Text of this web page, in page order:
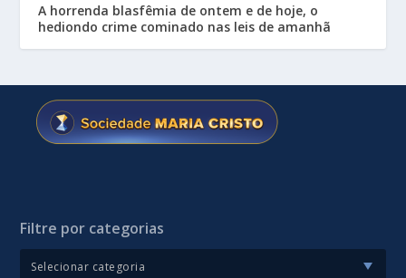
A horrenda blasfêmia de ontem e de hoje, o
hediondo crime cominado nas leis de amanhã
Filtre por categorias